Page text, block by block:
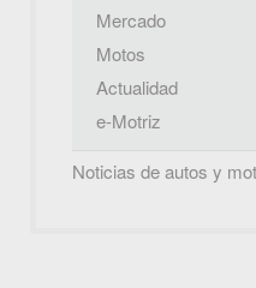
Mercado
Motos
Actualidad
e-Motriz
Noticias de autos y